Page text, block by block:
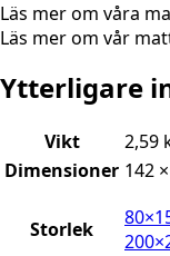
Läs mer om våra
Läs mer om vår
Ytterligare
Vikt
2,59
Dimensioner 142
Storlek